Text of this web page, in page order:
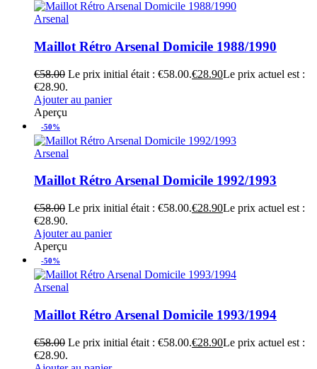
Arsenal
Maillot Rétro Arsenal Domicile 1988/1990
€58.00 Le prix initial était : €58.00.€28.90Le prix actuel est :
€28.90.
Ajouter au panier
Aperçu
-50%
Arsenal
Maillot Rétro Arsenal Domicile 1992/1993
€58.00 Le prix initial était : €58.00.€28.90Le prix actuel est :
€28.90.
Ajouter au panier
Aperçu
-50%
Arsenal
Maillot Rétro Arsenal Domicile 1993/1994
€58.00 Le prix initial était : €58.00.€28.90Le prix actuel est :
€28.90.